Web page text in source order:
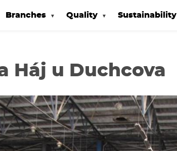
Branches Quality Sustainability
Háj u Duchcova